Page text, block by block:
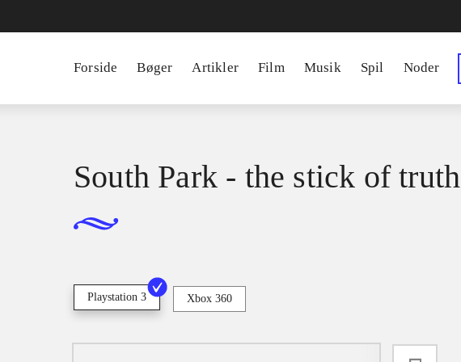
Forside Bøger Artikler Film Musik Spil Noder
South Park - the stick of truth
Playstation 3 Xbox 360